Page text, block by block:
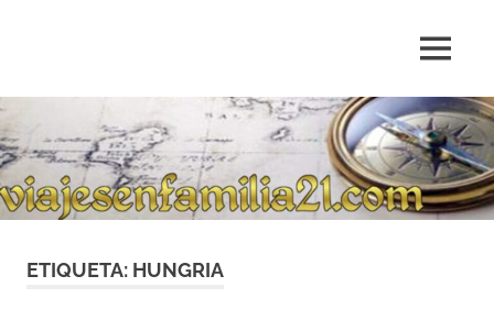
de
de
viajes
personales
MENÚ
ETIQUETA: HUNGRIA